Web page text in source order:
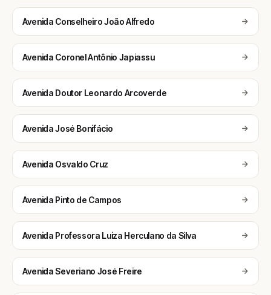
Avenida Conselheiro João Alfredo
Avenida Coronel Antônio Japiassu
Avenida Doutor Leonardo Arcoverde
Avenida José Bonifácio
Avenida Osvaldo Cruz
Avenida Pinto de Campos
Avenida Professora Luiza Herculano da Silva
Avenida Severiano José Freire